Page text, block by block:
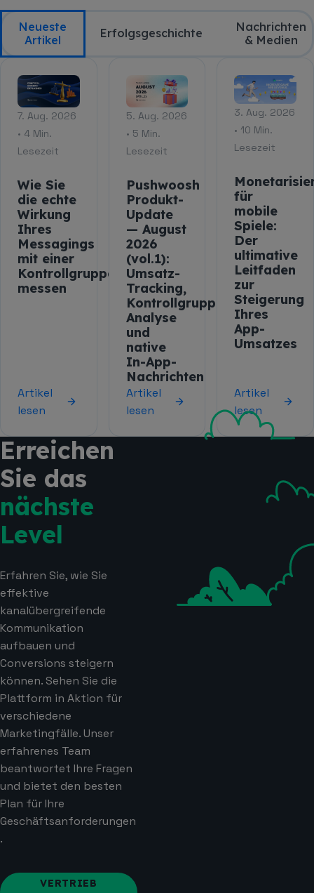
Neueste
Artikel
Erfolgsgeschichte
Nachrichten
& Medien
7. Aug. 2026
• 4 Min.
Lesezeit
Wie Sie
die echte
Wirkung
Ihres
Messagings
mit einer
Kontrollgruppe
messen
Artikel
lesen
5. Aug. 2026
• 5 Min.
Lesezeit
Pushwoosh
Produkt-
Update
— August
2026
(vol.1):
Umsatz-
Tracking,
Kontrollgruppen-
Analyse
und
native
In-App-
Nachrichten
Artikel
lesen
3. Aug. 2026
• 10 Min.
Lesezeit
für
mobile
Spiele:
Der
ultimative
Leitfaden
zur
Steigerung
Ihres
App-
Umsatzes
Artikel
lesen
Erreichen
Sie das
nächste
Level
Erfahren Sie, wie Sie
effektive
kanalübergreifende
Kommunikation
aufbauen und
Conversions steigern
können. Sehen Sie die
Plattform in Aktion für
verschiedene
Marketingfälle. Unser
erfahrenes Team
beantwortet Ihre Fragen
und bietet den besten
Plan für Ihre
Geschäftsanforderungen
.
VERTRIEB